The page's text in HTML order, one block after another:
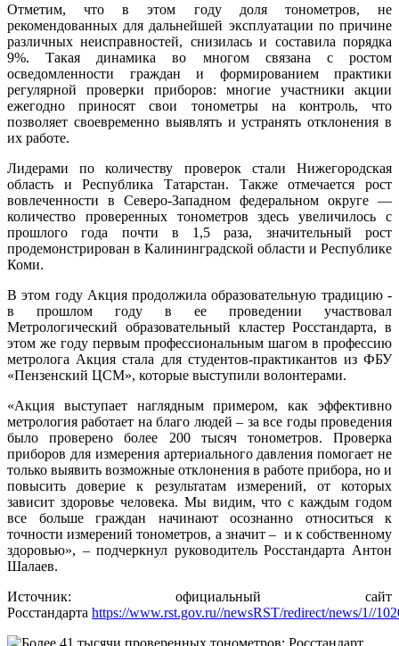
Отметим, что в этом году доля тонометров, не
рекомендованных для дальнейшей эксплуатации по причине
различных неисправностей, снизилась и составила порядка
9%. Такая динамика во многом связана с ростом
осведомленности граждан и формированием практики
регулярной проверки приборов: многие участники акции
ежегодно приносят свои тонометры на контроль, что
позволяет своевременно выявлять и устранять отклонения в
их работе.
Лидерами по количеству проверок стали Нижегородская
область и Республика Татарстан. Также отмечается рост
вовлеченности в Северо-Западном федеральном округе —
количество проверенных тонометров здесь увеличилось с
прошлого года почти в 1,5 раза, значительный рост
продемонстрирован в Калининградской области и Республике
Коми.
В этом году Акция продолжила образовательную традицию -
в прошлом году в ее проведении участвовал
Метрологический образовательный кластер Росстандарта, в
этом же году первым профессиональным шагом в профессию
метролога Акция стала для студентов-практикантов из ФБУ
«Пензенский ЦСМ», которые выступили волонтерами.
«Акция выступает наглядным примером, как эффективно
метрология работает на благо людей – за все годы проведения
было проверено более 200 тысяч тонометров. Проверка
приборов для измерения артериального давления помогает не
только выявить возможные отклонения в работе прибора, но и
повысить доверие к результатам измерений, от которых
зависит здоровье человека. Мы видим, что с каждым годом
все больше граждан начинают осознанно относиться к
точности измерений тонометров, а значит – и к собственному
здоровью», – подчеркнул руководитель Росстандарта Антон
Шалаев.
Источник: официальный сайт
Росстандарта https://www.rst.gov.ru//newsRST/redirect/news/1//